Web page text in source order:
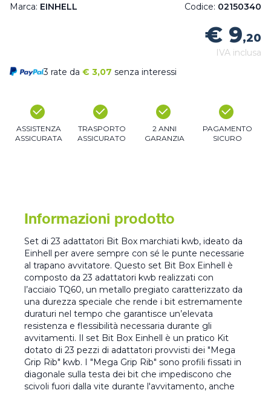
Marca: EINHELL Codice: 02150340
€ 9,20
IVA inclusa
3 rate da € 3,07 senza interessi
ASSISTENZA
ASSICURATA
TRASPORTO
ASSICURATO
2 ANNI
GARANZIA
PAGAMENTO
SICURO
Informazioni prodotto
Set di 23 adattatori Bit Box marchiati kwb, ideato da
Einhell per avere sempre con sé le punte necessarie
al trapano avvitatore. Questo set Bit Box Einhell è
composto da 23 adattatori kwb realizzati con
l’acciaio TQ60, un metallo pregiato caratterizzato da
una durezza speciale che rende i bit estremamente
duraturi nel tempo che garantisce un’elevata
resistenza e flessibilità necessaria durante gli
avvitamenti. Il set Bit Box Einhell è un pratico Kit
dotato di 23 pezzi di adattatori provvisti dei "Mega
Grip Rib" kwb. I "Mega Grip Rib" sono profili fissati in
diagonale sulla testa dei bit che impediscono che
scivoli fuori dalla vite durante l'avvitamento, anche